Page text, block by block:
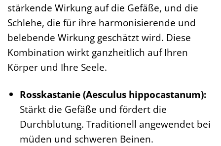
stärkende Wirkung auf die Gefäße, und die
Schlehe, die für ihre harmonisierende und
belebende Wirkung geschätzt wird. Diese
Kombination wirkt ganzheitlich auf Ihren
Körper und Ihre Seele.
Rosskastanie (Aesculus hippocastanum):
Stärkt die Gefäße und fördert die
Durchblutung. Traditionell angewendet bei
müden und schweren Beinen.